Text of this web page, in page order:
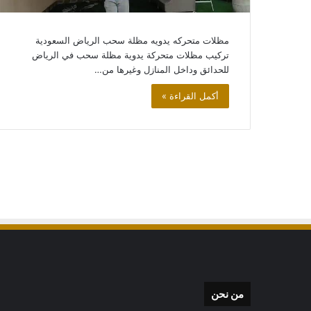
مظلات متحركه يدويه مظلة سحب الرياض السعودية
تركيب مظلات متحركة يدوية مظلة سحب في الرياض
للحدائق وداخل المنازل وغيرها من…
أكمل القراءة »
وحواجز
سواتر وحواجز
من نحن